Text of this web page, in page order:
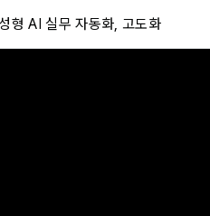
형 AI 실무 자동화, 고도화